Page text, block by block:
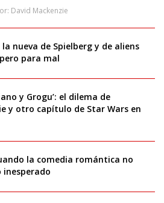
David Mackenzie
la nueva de Spielberg y de aliens
para mal
y Grogu’: el dilema de
y otro capítulo de Star Wars en
la comedia romántica no